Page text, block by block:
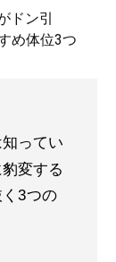
ドン引
め体位3つ
ってい
変する
3つの